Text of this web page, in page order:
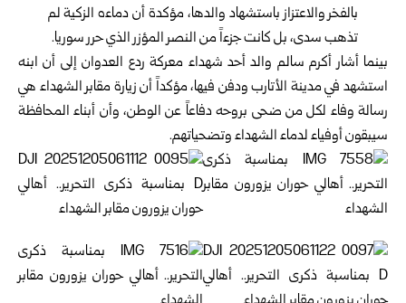
بالفخر والاعتزاز باستشهاد والدها، مؤكدة أن دماءه الزكية لم
تذهب سدى، بل كانت جزءاً من النصر المؤزر الذي حرر سوريا.
بينما أشار أكرم سالم والد أحد شهداء معركة ردع العدوان إلى أن ابنه
استشهد في مدينة الأتارب ودفن فيها، مؤكداً أن زيارة مقابر الشهداء هي
رسالة وفاء لكل من ضحى بروحه دفاعاً عن الوطن، وأن أبناء المحافظة
سيبقون أوفياء لدماء الشهداء وتضحياتهم.